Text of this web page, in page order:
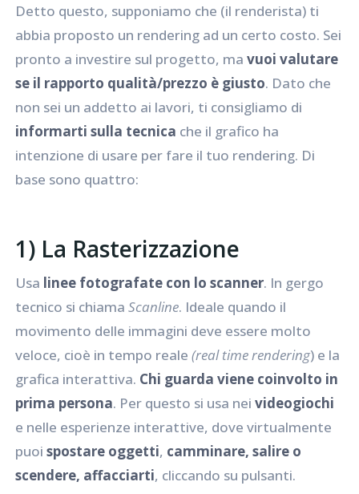
Detto questo, supponiamo che (il renderista) ti
abbia proposto un rendering ad un certo costo. Sei
pronto a investire sul progetto, mavuoi valutare
se il rapporto qualità/prezzo è giusto. Dato che
non sei un addetto ai lavori, ti consigliamo di
informarti sulla tecnica che il grafico ha
intenzione di usare per fare il tuo rendering. Di
base sono quattro:
1) La Rasterizzazione
Usa linee fotografate con lo scanner. In gergo
tecnico si chiamaScanline. Ideale quando il
movimento delle immagini deve essere molto
veloce, cioè in tempo reale(real time rendering) e la
grafica interattiva. Chi guarda viene coinvolto in
prima persona. Per questo si usa neivideogiochi
e nelle esperienze interattive, dove virtualmente
puoispostare oggetti, camminare, salire o
scendere, affacciarti, cliccando su pulsanti.